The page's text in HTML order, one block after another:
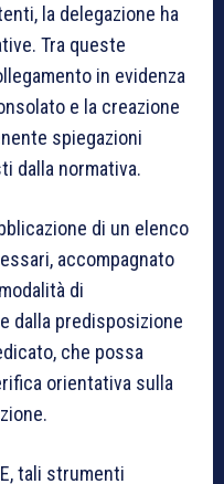
la delegazione ha
Tra queste
in evidenza
e la creazione
spiegazioni
dalla normativa.
di un elenco
accompagnato
di
dalla predisposizione
che possa
orientativa sulla
tali strumenti